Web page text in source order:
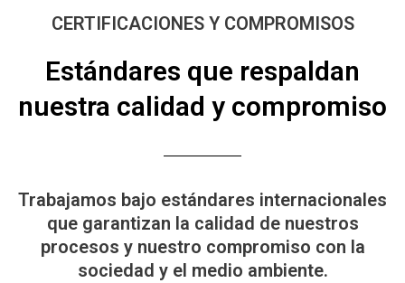
CERTIFICACIONES Y COMPROMISOS
Estándares que respaldan
nuestra calidad y compromiso
Trabajamos bajo estándares internacionales
que garantizan la calidad de nuestros
procesos y nuestro compromiso con la
sociedad y el medio ambiente.